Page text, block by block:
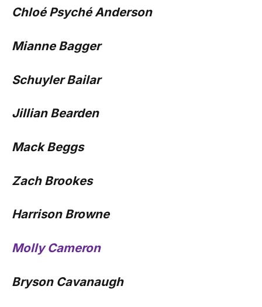
Chloé Psyché Anderson
Mianne Bagger
Schuyler Bailar
Jillian Bearden
Mack Beggs
Zach Brookes
Harrison Browne
Molly Cameron
Bryson Cavanaugh